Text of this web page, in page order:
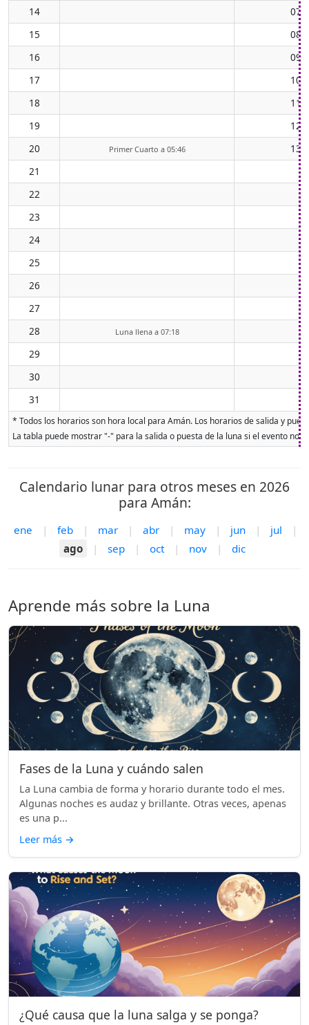
14
15
16
17
18
19
20
Primer Cuarto a 05:46
21
22
23
24
25
26
27
28
Luna llena a 07:18
29
30
31
* Todos los horarios son hora local para Amán. Los horarios de salida y
La tabla puede mostrar "-" para la salida o puesta de la luna si el evento no
Calendario lunar para otros meses en 2026
para Amán:
ene | feb | mar | abr | may | jun | jul
|
ago
| sep | oct | nov | dic
Aprende más sobre la Luna
Fases de la Luna y cuándo salen
La Luna cambia de forma y horario durante todo el mes.
Algunas noches es audaz y brillante. Otras veces, apenas
es una p...
Leer más →
¿Qué causa que la luna salga y se ponga?